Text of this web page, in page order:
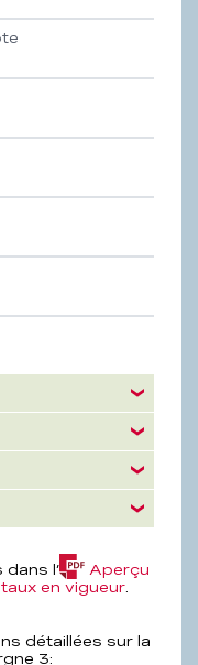
l’
Aperçu
taux en vigueur
détaillées sur la
3: